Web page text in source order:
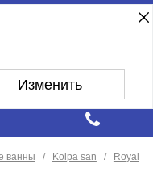
Изменить
ванны Kolpa san Royal